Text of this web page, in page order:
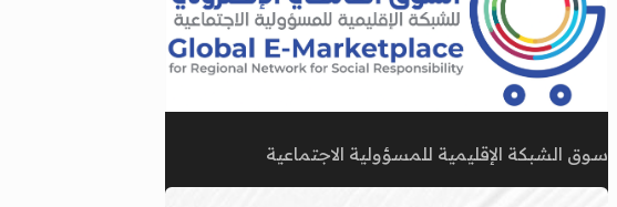
سوق الشبكة الإقليمية للمسؤولية الاجتماعية